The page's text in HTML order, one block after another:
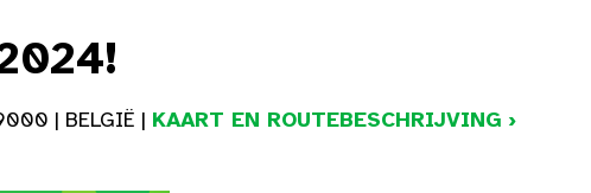
| BELGIË | KAART EN ROUTEBESCHRIJVING ›